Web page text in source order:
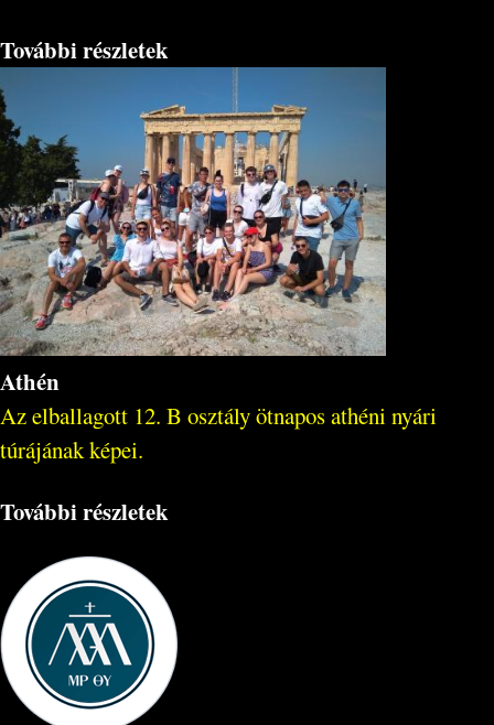
További részletek
Athén
Az elballagott 12. B osztály ötnapos athéni nyári
túrájának képei.
További részletek